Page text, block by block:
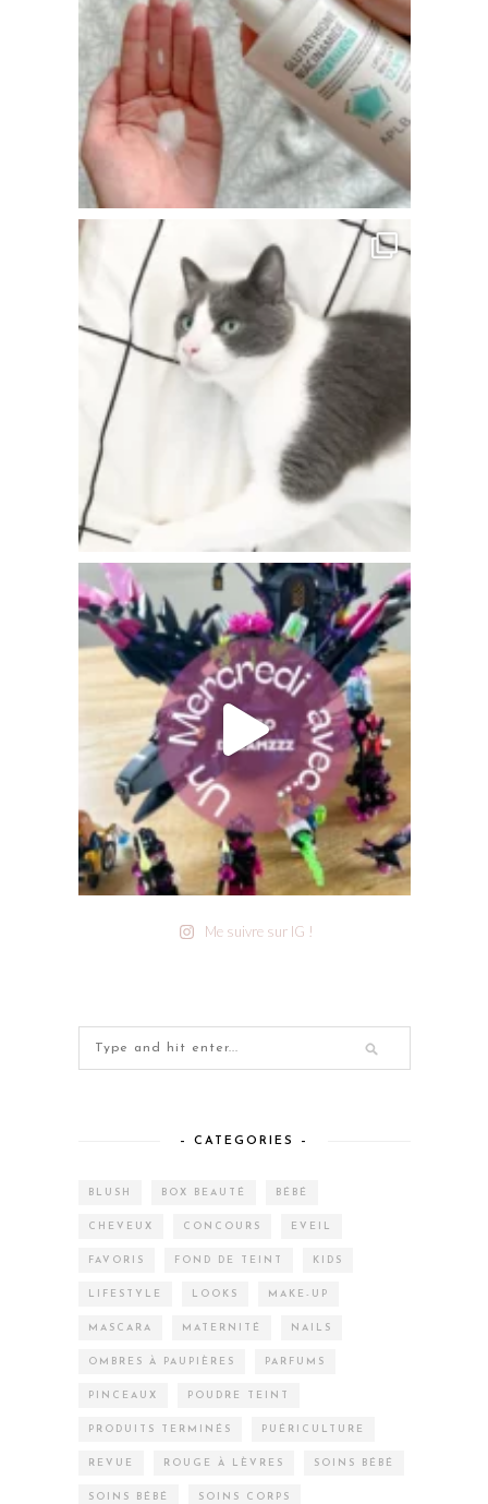
Me suivre sur IG !
– CATEGORIES –
BLUSH BOX BEAUTÉ BÉBÉ
CHEVEUX CONCOURS EVEIL
FAVORIS FOND DE TEINT KIDS
LIFESTYLE LOOKS MAKE-UP
MASCARA MATERNITÉ NAILS
OMBRES À PAUPIÈRES PARFUMS
PINCEAUX POUDRE TEINT
PRODUITS TERMINÉS PUÉRICULTURE
REVUE ROUGE À LÈVRES SOINS BÉBÉ
SOINS BÉBÉ SOINS CORPS